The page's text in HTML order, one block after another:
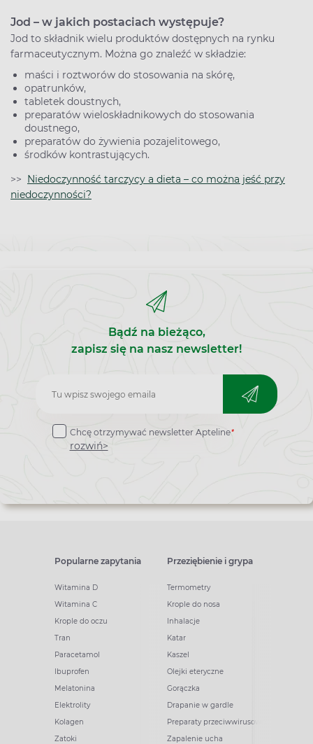
Jod – w jakich postaciach występuje?
Jod to składnik wielu produktów dostępnych na rynku
farmaceutycznym. Można go znaleźć w składzie:
maści i roztworów do stosowania na skórę,
opatrunków,
tabletek doustnych,
preparatów wieloskładnikowych do stosowania
doustnego,
preparatów do żywienia pozajelitowego,
środków kontrastujących.
>> Niedoczynność tarczycy a dieta – co można jeść przy
niedoczynności?
Bądź na bieżąco,
zapisz się na nasz newsletter!
Zapisz
do
newslettera
Chcę otrzymywać newsletter Apteline*
rozwiń>
Popularne zapytania
Witamina D
Witamina C
Krople do oczu
Tran
Paracetamol
Ibuprofen
Melatonina
Elektrolity
Kolagen
Zatoki
Przeziębienie i grypa
Termometry
Krople do nosa
Inhalacje
Katar
Kaszel
Olejki eteryczne
Gorączka
Drapanie w gardle
Preparaty przeciwwirusowe
Zapalenie ucha